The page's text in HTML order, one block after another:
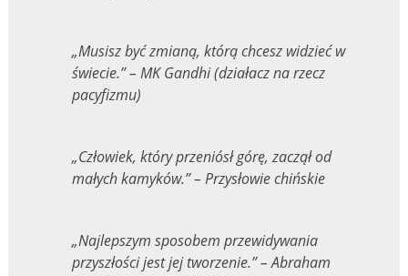
„Musisz być zmianą, którą chcesz widzieć w
świecie.” – MK Gandhi (działacz na rzecz
pacyfizmu)
„Człowiek, który przeniósł górę, zaczął od
małych kamyków.” – Przysłowie chińskie
„Najlepszym sposobem przewidywania
przyszłości jest jej tworzenie.” – Abraham